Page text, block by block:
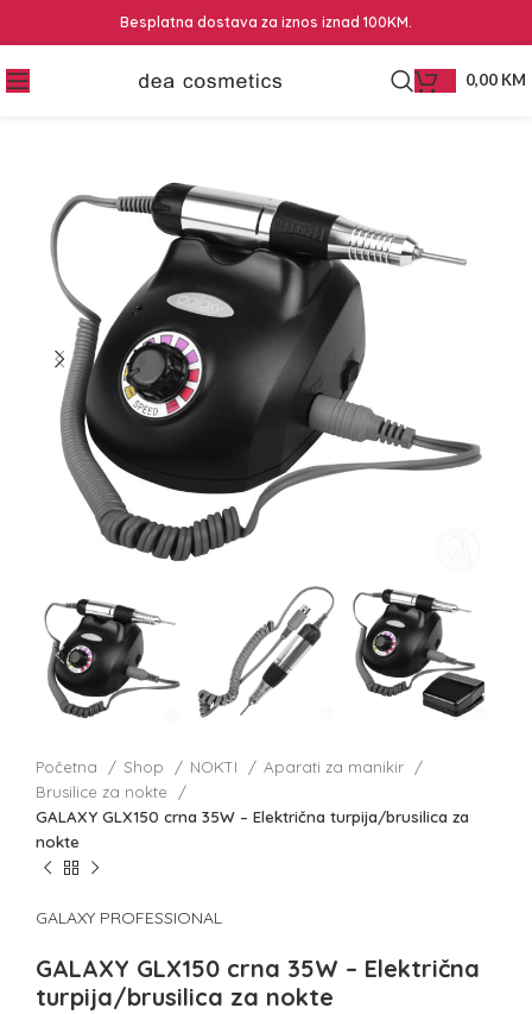
Besplatna dostava za iznos iznad 100KM.
0,00 KM
Početna Shop NOKTI
Aparati za manikir
Brusilice za nokte
GALAXY GLX150 crna 35W – Električna turpija/brusilica za
nokte
GALAXY PROFESSIONAL
GALAXY GLX150 crna 35W – Električna
turpija/brusilica za nokte